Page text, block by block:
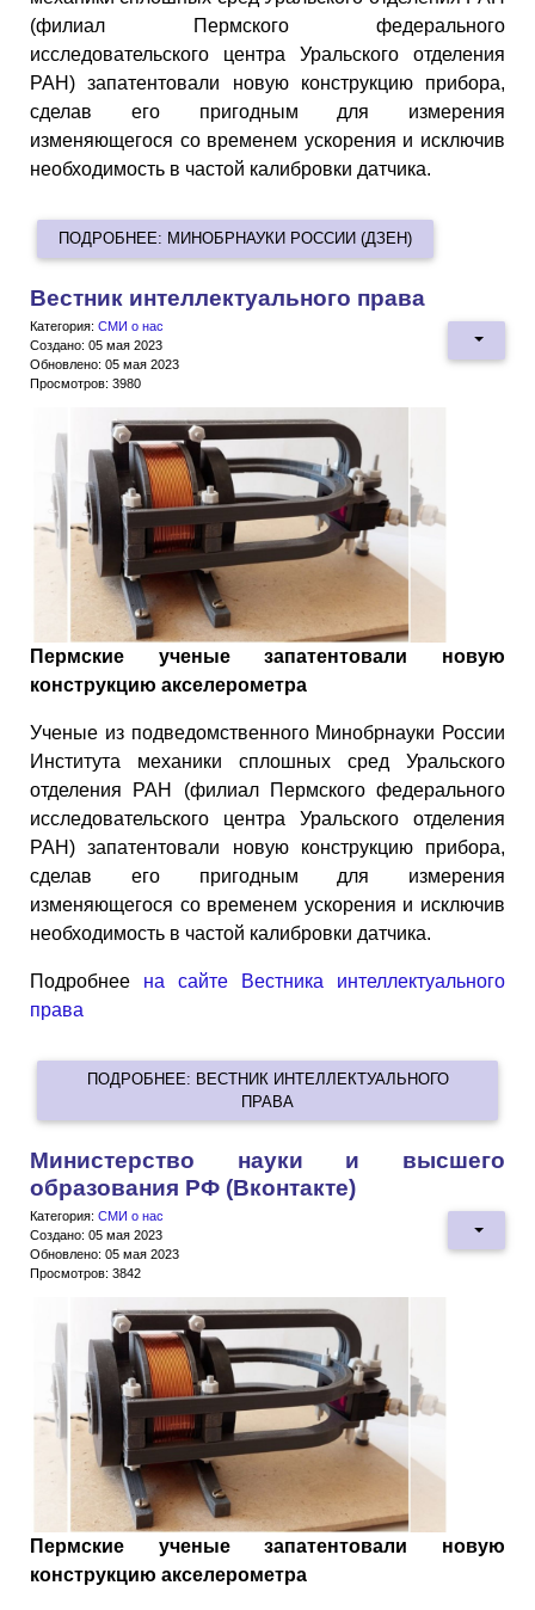
(филиал Пермского федерального
исследовательского центра Уральского отделения
РАН) запатентовали новую конструкцию прибора,
сделав его пригодным для измерения
изменяющегося со временем ускорения и исключив
необходимость в частой калибровки датчика.
ПОДРОБНЕЕ: МИНОБРНАУКИ РОССИИ (ДЗЕН)
Вестник интеллектуального права
Категория: СМИ о нас
Создано: 05 мая 2023
Обновлено: 05 мая 2023
Просмотров: 3980
Пермские ученые запатентовали новую
конструкцию акселерометра
Ученые из подведомственного Минобрнауки России
Института механики сплошных сред Уральского
отделения РАН (филиал Пермского федерального
исследовательского центра Уральского отделения
РАН) запатентовали новую конструкцию прибора,
сделав его пригодным для измерения
изменяющегося со временем ускорения и исключив
необходимость в частой калибровки датчика.
Подробнее на сайте Вестника интеллектуального
права
ПОДРОБНЕЕ: ВЕСТНИК ИНТЕЛЛЕКТУАЛЬНОГО
ПРАВА
Министерство науки и высшего
образования РФ (Вконтакте)
Категория: СМИ о нас
Создано: 05 мая 2023
Обновлено: 05 мая 2023
Просмотров: 3842
Пермские ученые запатентовали новую
конструкцию акселерометра